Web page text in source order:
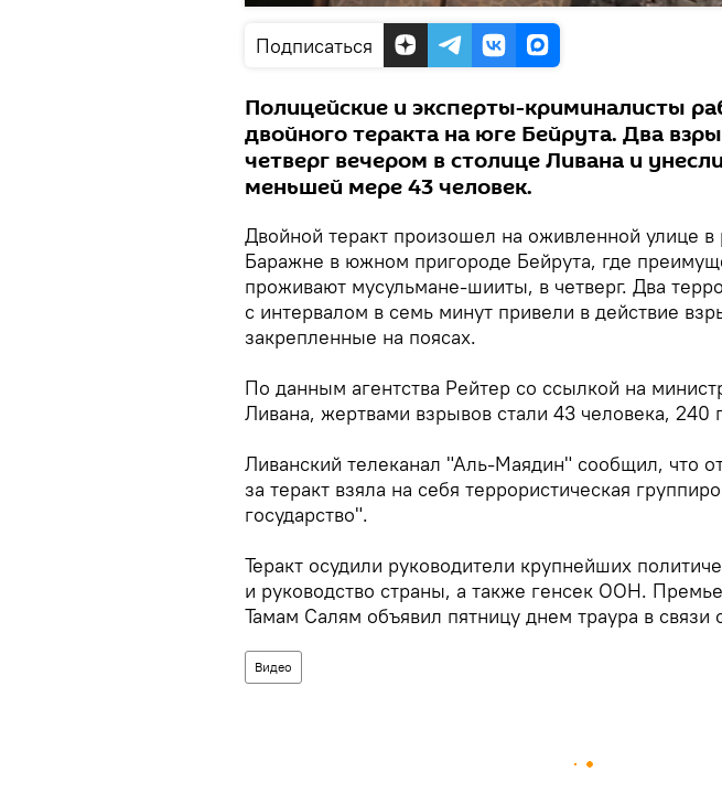
Воспроизвести
Подписаться
Полицейские и эксперты-криминалисты
двойного теракта на юге Бейрута. Два
четверг вечером в столице Ливана и
меньшей мере 43 человек.
Двойной теракт произошел на оживленной улице
Баражне в южном пригороде Бейрута, где
проживают мусульмане-шииты, в четверг. Два
с интервалом в семь минут привели в действие
закрепленные на поясах.
По данным агентства Рейтер со ссылкой на
Ливана, жертвами взрывов стали 43 человека, 240
Ливанский телеканал "Аль-Маядин" сообщил, что
за теракт взяла на себя террористическая
государство".
Теракт осудили руководители крупнейших
и руководство страны, а также генсек ООН.
Тамам Салям объявил пятницу днем траура в связи
Видео